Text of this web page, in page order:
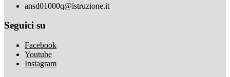
ansd01000q@istruzione.it
Seguici su
Facebook
Youtube
Instagram